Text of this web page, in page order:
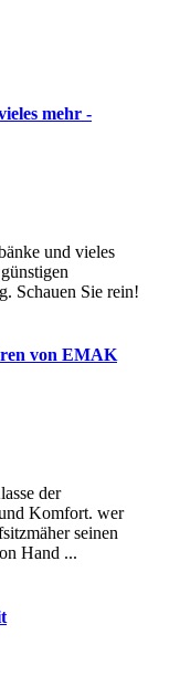
mehr -
und vieles
Schauen Sie rein!
von EMAK
der
Komfort. wer
seinen
Hand ...